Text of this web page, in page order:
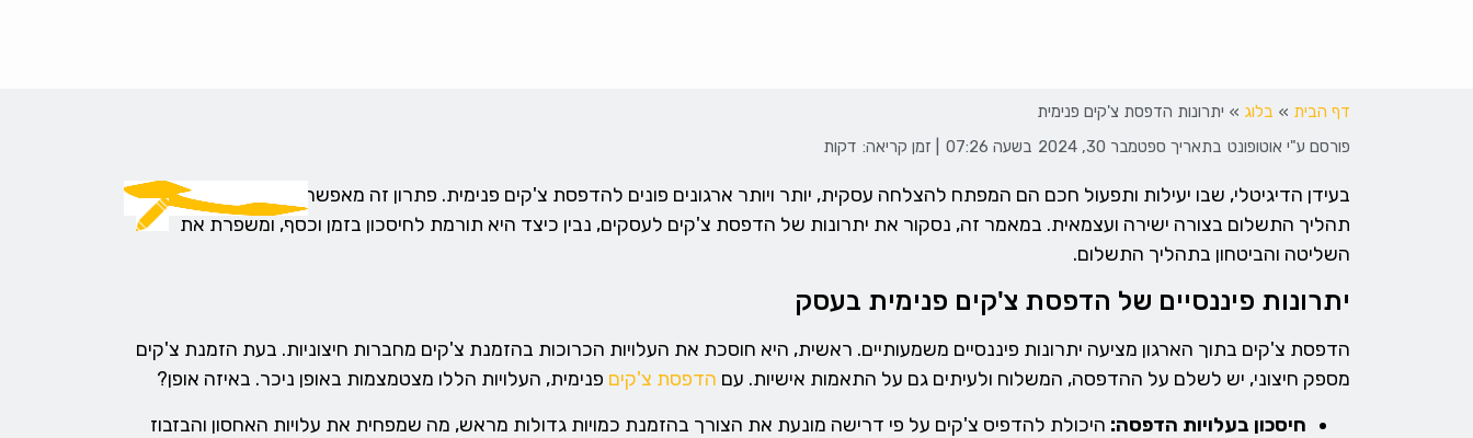
דף הבית » בלוג » יתרונות הדפסת צ'קים פנימית
פורסם ע"י אוטופונט בתאריך ספטמבר 30, 2024 בשעה | זמן קריאה: דקות
בעידן הדיגיטלי, שבו יעילות ותפעול חכם הם המפתח להצלחה עסקית, יותר ויותר ארגונים פונים להדפסת צ'קים פנימית. פתרון זה מאפשר לעסקים לנהל את
תהליך התשלום בצורה ישירה ועצמאית. במאמר זה, נסקור את יתרונות של הדפסת צ'קים לעסקים, נבין כיצד היא תורמת לחיסכון בזמן וכסף, ומשפרת את
השליטה והביטחון בתהליך התשלום.
יתרונות פיננסיים של הדפסת צ'קים פנימית בעסק
הדפסת צ'קים בתוך הארגון מציעה יתרונות פיננסיים משמעותיים. ראשית, היא חוסכת את העלויות הכרוכות בהזמנת צ'קים מחברות חיצוניות. בעת הזמנת צ'קים
מספק חיצוני, יש לשלם על ההדפסה, המשלוח ולעיתים גם על התאמות אישיות. עם הדפסת צ'קים פנימית, העלויות הללו מצטמצמות באופן ניכר. באיזה אופן?
חיסכון בעלויות הדפסה: היכולת להדפיס צ'קים על פי דרישה מונעת את הצורך בהזמנת כמויות גדולות מראש, מה שמפחית את עלויות האחסון והבזבוז